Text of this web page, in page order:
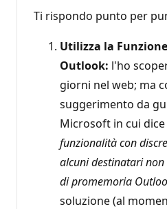
Ti rispondo punto per
Utilizza la
Outlook: l'ho
giorni nel web; ma
suggerimento da
Microsoft in cui dice
funzionalità con
alcuni destinatari
di promemoria
soluzione (al